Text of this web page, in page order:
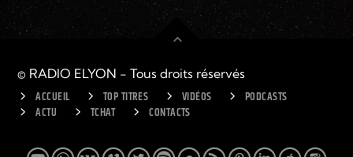
© RADIO ELYON - Tous droits réservés
ACCUEIL TOP TITRES VIDÉOS
PODCASTS
ACTU
TCHAT CONTACTS